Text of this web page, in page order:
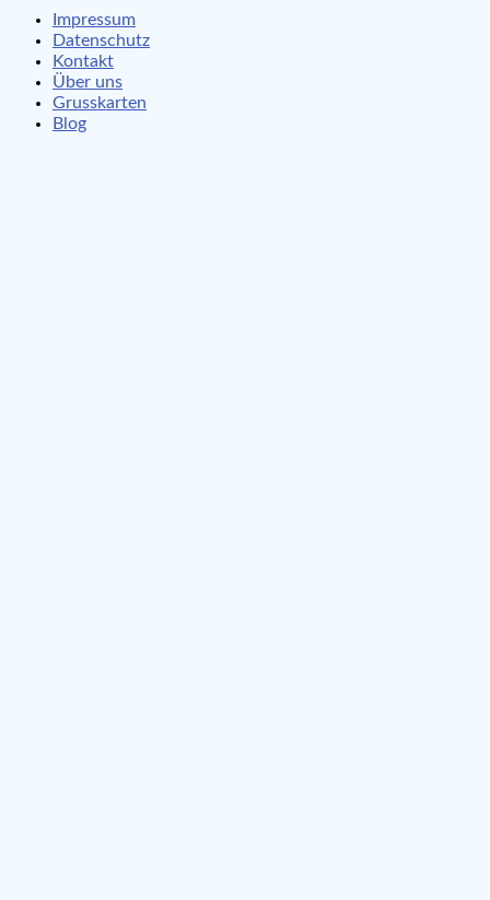
Impressum
Datenschutz
Kontakt
Über uns
Grusskarten
Blog